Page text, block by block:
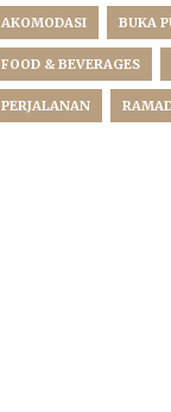
AKOMODASI BUKA
FOOD & BEVERAGES
PERJALANAN